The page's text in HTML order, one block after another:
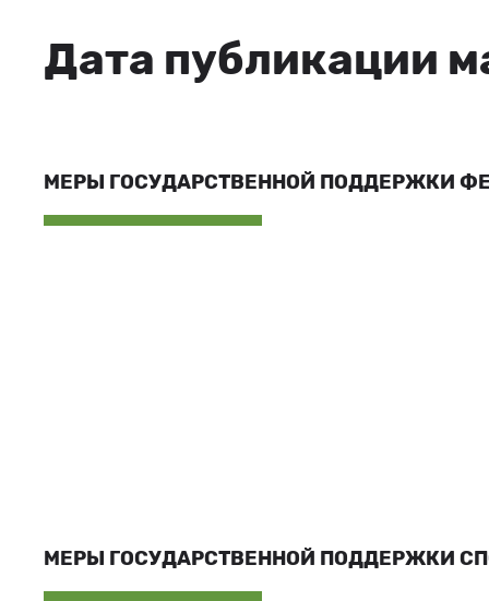
МЕРЫ ГОСУДАРСТВЕННОЙ ПОДДЕРЖКИ
МЕРЫ ГОСУДАРСТВЕННОЙ ПОДДЕРЖКИ
Дата публикации